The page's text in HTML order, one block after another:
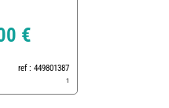
€
ref : 449801387
1